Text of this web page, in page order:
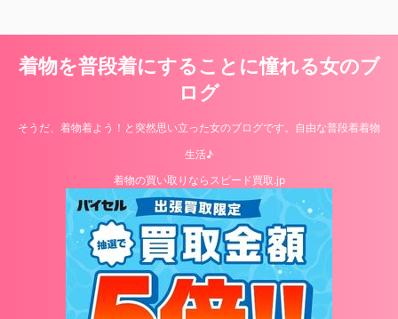
着物を普段着にすることに憧れる女のブ
ログ
そうだ、着物着よう！と突然思い立った女のブログです。自由な普段着着物
生活♪
着物の買い取りならスピード買取.jp